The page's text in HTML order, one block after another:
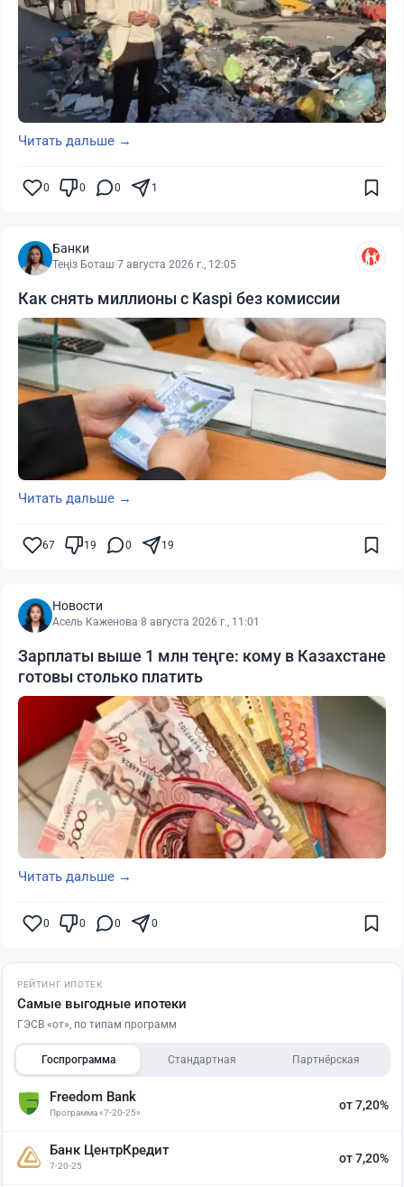
Читать дальше →
0 0 0 1
Банки
Теңіз Боташ·7 августа 2026 г., 12:05
Как снять миллионы с Kaspi без комиссии
Читать дальше →
67 19 0 19
Новости
Асель Каженова·8 августа 2026 г., 11:01
Зарплаты выше 1 млн теңге: кому в Казахстане
готовы столько платить
Читать дальше →
0 0 0 0
РЕЙТИНГ ИПОТЕК
Самые выгодные ипотеки
ГЭСВ «от», по типам программ
Госпрограмма Стандартная Партнёрская
Freedom Bank
Программа «7-20-25»
от 7,20%
Банк ЦентрКредит
7-20-25
от 7,20%